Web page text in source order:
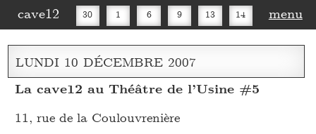
cave12 30 1 6 9 13 14
16 20 27 30
menu
LUNDI 10 DÉCEMBRE 2007
La cave12 au Théâtre de l’Usine #5
11, rue de la Coulouvrenière